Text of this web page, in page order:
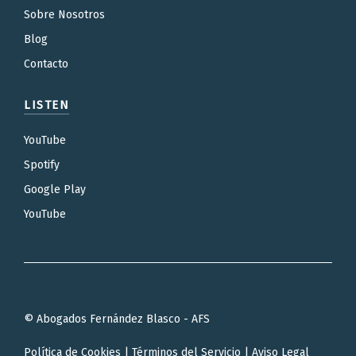
Sobre Nosotros
Blog
Contacto
LISTEN
YouTube
Spotify
Google Play
YouTube
© Abogados Fernández Blasco - AFS
Política de Cookies Términos del Servicio Aviso Legal